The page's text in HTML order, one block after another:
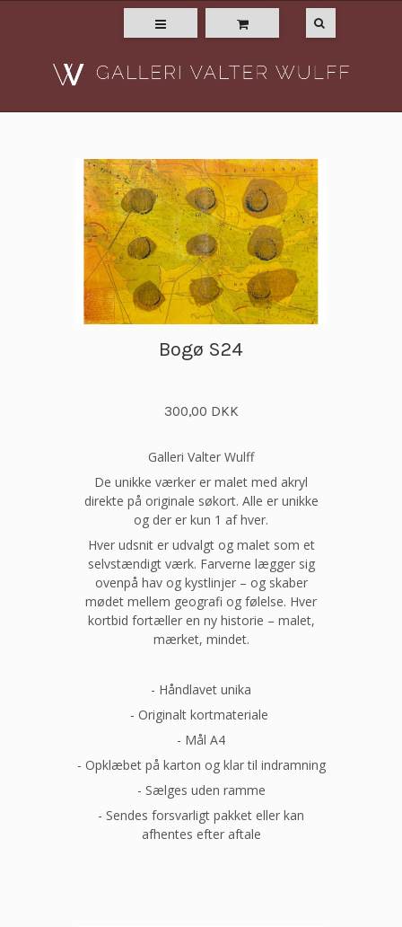
Bogø S24
300,00 DKK
Galleri Valter Wulff
De unikke værker er malet med akryl
direkte på originale søkort. Alle er unikke
og der er kun 1 af hver.
Hver udsnit er udvalgt og malet som et
selvstændigt værk. Farverne lægger sig
ovenpå hav og kystlinjer – og skaber
mødet mellem geografi og følelse. Hver
kortbid fortæller en ny historie – malet,
mærket, mindet.
- Håndlavet unika
- Originalt kortmateriale
- Mål A4
- Opklæbet på karton og klar til indramning
- Sælges uden ramme
- Sendes forsvarligt pakket eller kan
afhentes efter aftale